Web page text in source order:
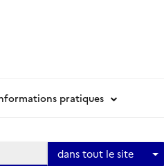
pratiques
dans tout le site